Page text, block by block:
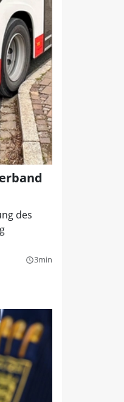
des
query_builder3min